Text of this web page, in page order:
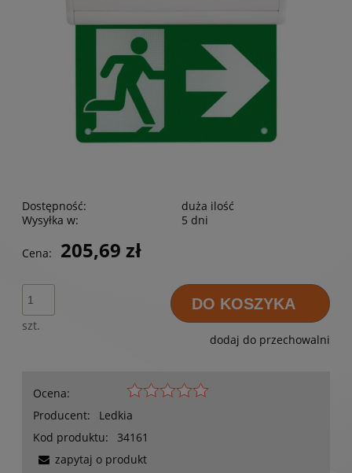
Dostępność:
duża ilość
Wysyłka w:
5 dni
Cena: 205,69 zł
szt.
DO KOSZYKA
dodaj do przechowalni
Ocena:
Producent:
Ledkia
Kod produktu:
34161
zapytaj o produkt